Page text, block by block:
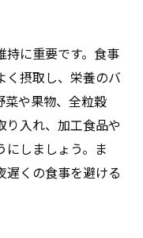
持に重要です。食事
く摂取し、栄養のバ
菜や果物、全粒穀
り入れ、加工食品や
にしましょう。ま
遅くの食事を避ける